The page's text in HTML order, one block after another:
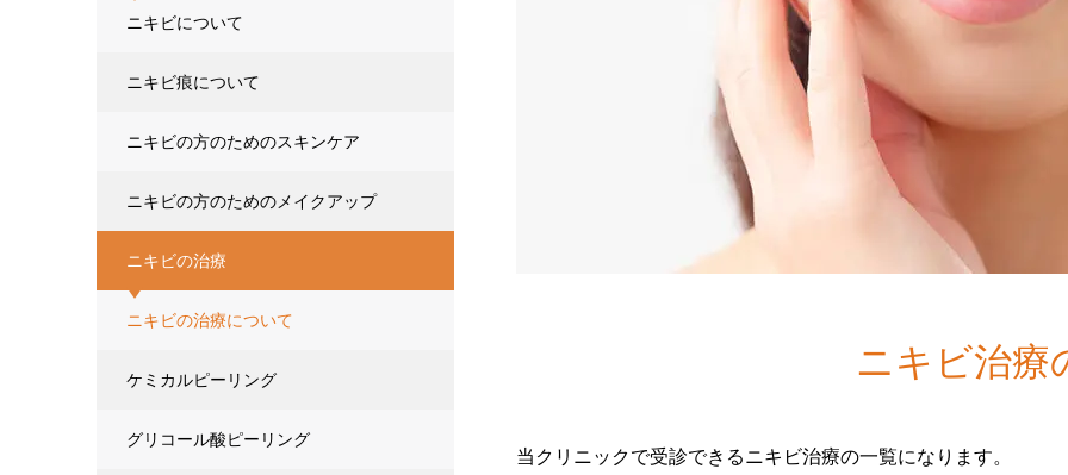
ニキビ治療
当クリニックで受診できるニキビ治療の一覧になります。
ニキビについて
ニキビ痕について
ニキビの方のためのスキンケア
ニキビの方のためのメイクアップ
ニキビの治療
ニキビの治療について
ケミカルピーリング
グリコール酸ピーリング